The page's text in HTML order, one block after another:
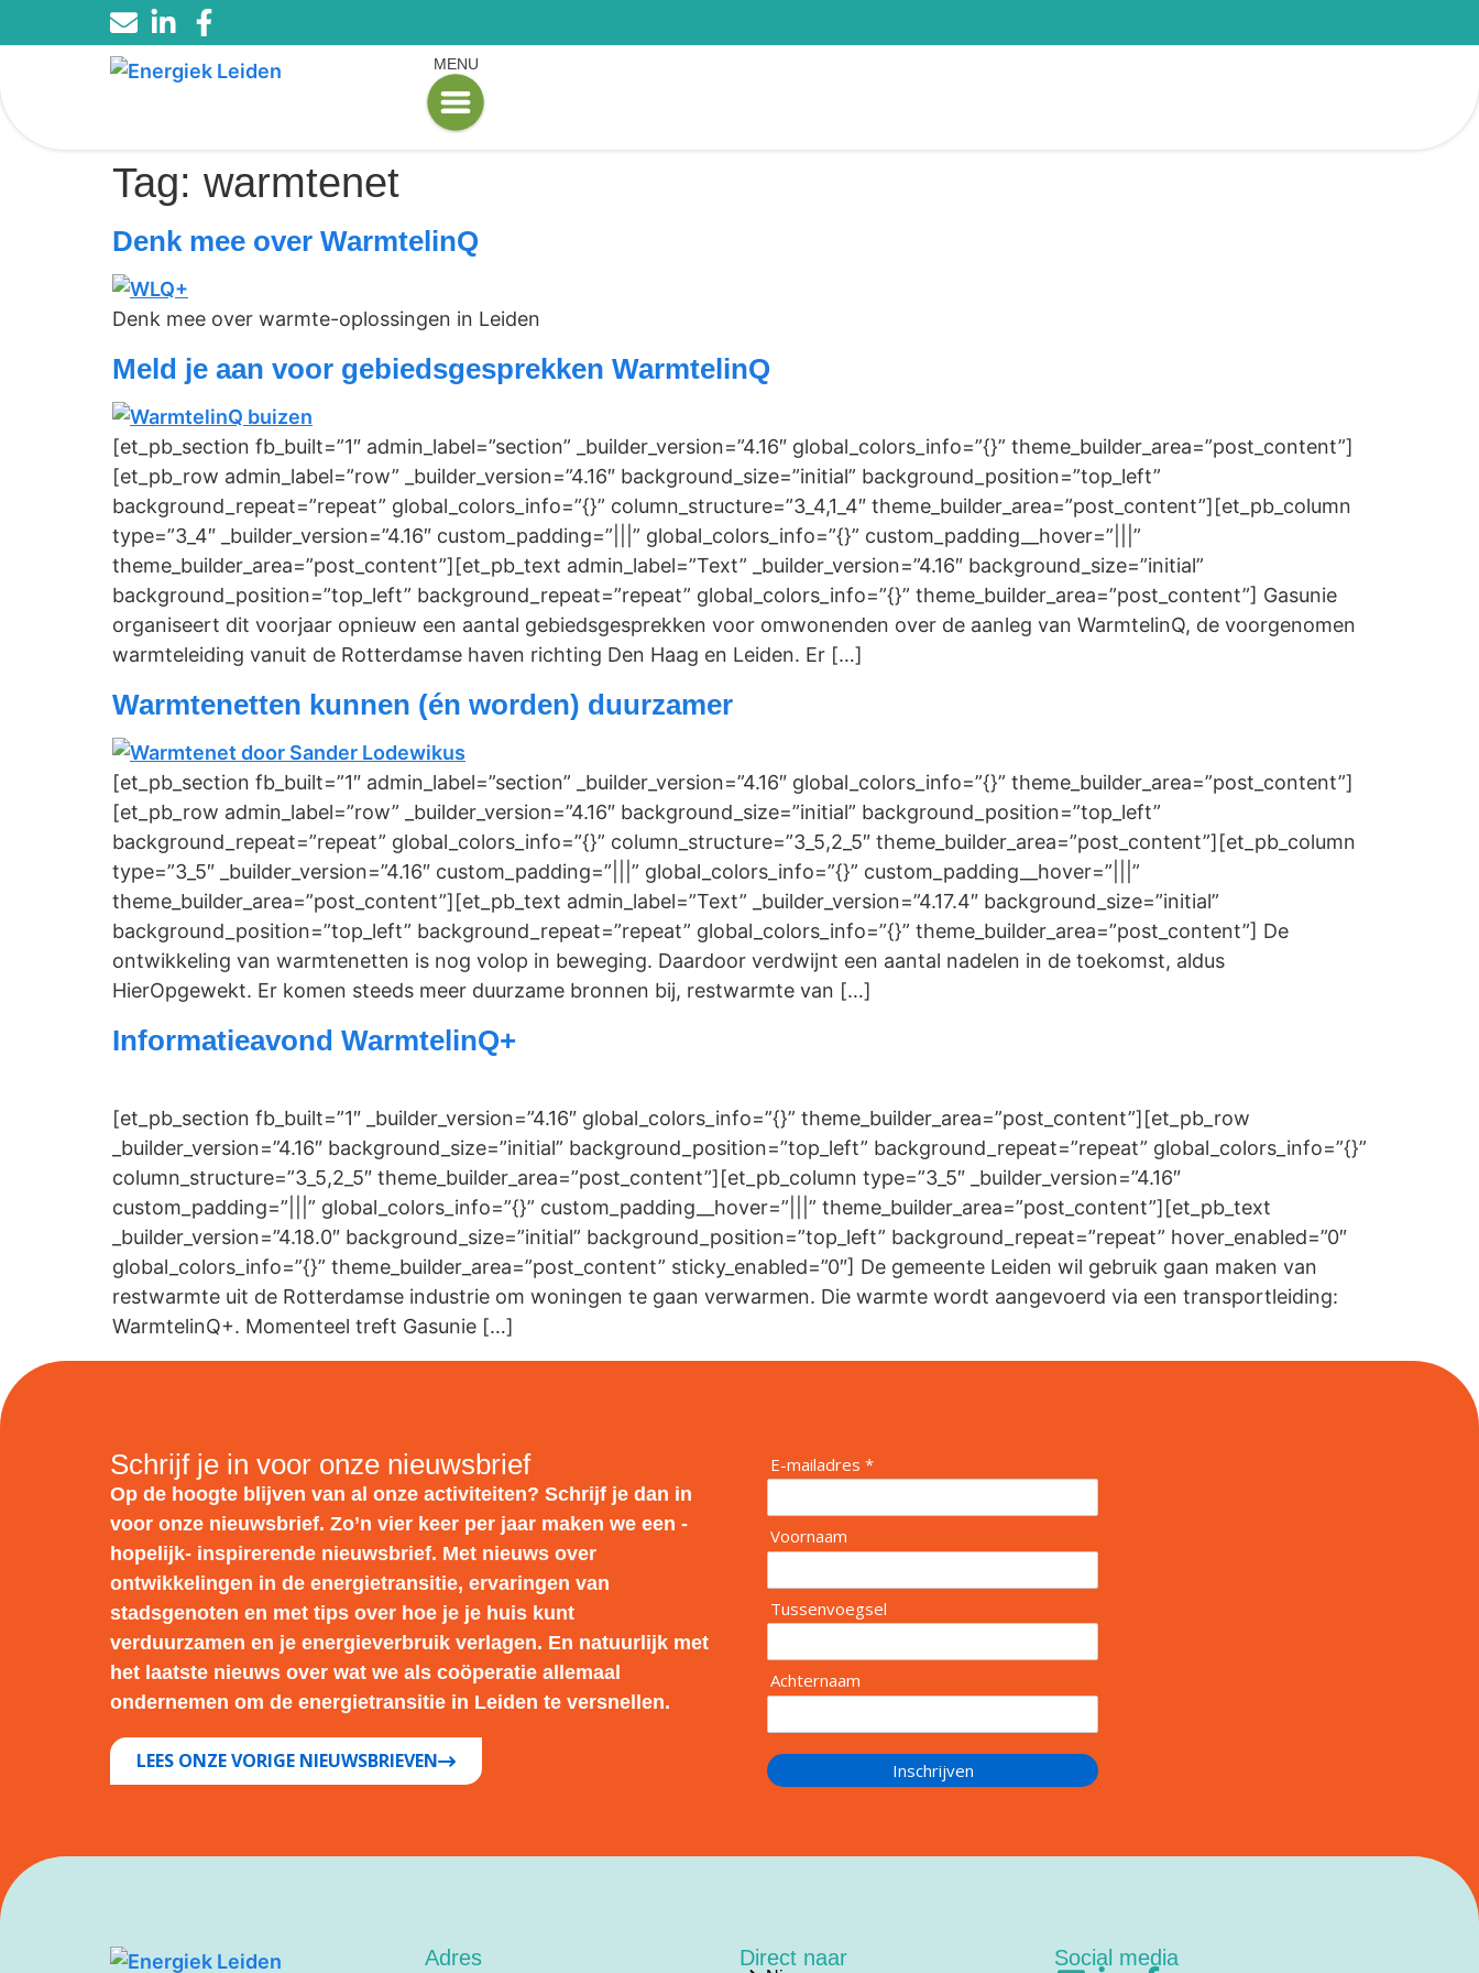
MENU
Tag: warmtenet
Denk mee over WarmtelinQ
Denk mee over warmte-oplossingen in Leiden
Meld je aan voor gebiedsgesprekken WarmtelinQ
[et_pb_section fb_built=”1″ admin_label=”section” _builder_version=”4.16″ global_colors_info=”{}” theme_builder_area=”post_content”]
[et_pb_row admin_label=”row” _builder_version=”4.16″ background_size=”initial” background_position=”top_left”
background_repeat=”repeat” global_colors_info=”{}” column_structure=”3_4,1_4″ theme_builder_area=”post_content”][et_pb_column
type=”3_4″ _builder_version=”4.16″ custom_padding=”|||” global_colors_info=”{}” custom_padding__hover=”|||”
theme_builder_area=”post_content”][et_pb_text admin_label=”Text” _builder_version=”4.16″ background_size=”initial”
background_position=”top_left” background_repeat=”repeat” global_colors_info=”{}” theme_builder_area=”post_content”] Gasunie
organiseert dit voorjaar opnieuw een aantal gebiedsgesprekken voor omwonenden over de aanleg van WarmtelinQ, de voorgenomen
warmteleiding vanuit de Rotterdamse haven richting Den Haag en Leiden. Er […]
Warmtenetten kunnen (én worden) duurzamer
[et_pb_section fb_built=”1″ admin_label=”section” _builder_version=”4.16″ global_colors_info=”{}” theme_builder_area=”post_content”]
[et_pb_row admin_label=”row” _builder_version=”4.16″ background_size=”initial” background_position=”top_left”
background_repeat=”repeat” global_colors_info=”{}” column_structure=”3_5,2_5″ theme_builder_area=”post_content”][et_pb_column
type=”3_5″ _builder_version=”4.16″ custom_padding=”|||” global_colors_info=”{}” custom_padding__hover=”|||”
theme_builder_area=”post_content”][et_pb_text admin_label=”Text” _builder_version=”4.17.4″ background_size=”initial”
background_position=”top_left” background_repeat=”repeat” global_colors_info=”{}” theme_builder_area=”post_content”] De
ontwikkeling van warmtenetten is nog volop in beweging. Daardoor verdwijnt een aantal nadelen in de toekomst, aldus
HierOpgewekt. Er komen steeds meer duurzame bronnen bij, restwarmte van […]
Informatieavond WarmtelinQ+
[et_pb_section fb_built=”1″ _builder_version=”4.16″ global_colors_info=”{}” theme_builder_area=”post_content”][et_pb_row
_builder_version=”4.16″ background_size=”initial” background_position=”top_left” background_repeat=”repeat” global_colors_info=”{}”
column_structure=”3_5,2_5″ theme_builder_area=”post_content”][et_pb_column type=”3_5″ _builder_version=”4.16″
custom_padding=”|||” global_colors_info=”{}” custom_padding__hover=”|||” theme_builder_area=”post_content”][et_pb_text
_builder_version=”4.18.0″ background_size=”initial” background_position=”top_left” background_repeat=”repeat” hover_enabled=”0″
global_colors_info=”{}” theme_builder_area=”post_content” sticky_enabled=”0″] De gemeente Leiden wil gebruik gaan maken van
restwarmte uit de Rotterdamse industrie om woningen te gaan verwarmen. Die warmte wordt aangevoerd via een transportleiding:
WarmtelinQ+. Momenteel treft Gasunie […]
Schrijf je in voor onze nieuwsbrief
Op de hoogte blijven van al onze activiteiten? Schrijf je dan in
voor onze nieuwsbrief. Zo’n vier keer per jaar maken we een -
hopelijk- inspirerende nieuwsbrief. Met nieuws over
ontwikkelingen in de energietransitie, ervaringen van
stadsgenoten en met tips over hoe je je huis kunt
verduurzamen en je energieverbruik verlagen. En natuurlijk met
het laatste nieuws over wat we als coöperatie allemaal
ondernemen om de energietransitie in Leiden te versnellen.
LEES ONZE VORIGE NIEUWSBRIEVEN
E-mailadres *
Voornaam
Tussenvoegsel
Achternaam
Inschrijven
Adres Direct naar Social media